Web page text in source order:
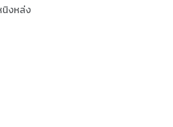
นิงหล่ง